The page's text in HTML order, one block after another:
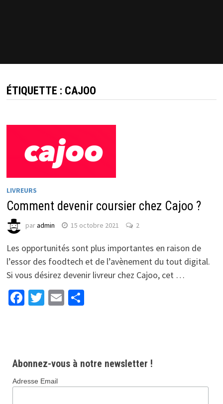
ÉTIQUETTE : CAJOO
LIVREURS
Comment devenir coursier chez Cajoo ?
paradmin 15 octobre 2021 2
Les opportunités sont plus importantes en raison de
l’essor des foodtech et de l’avènement du tout digital.
Si vous désirez devenir livreur chez Cajoo, cet …
Facebook
Twitter
EmailPartager
Abonnez-vous à notre newsletter !
Adresse Email